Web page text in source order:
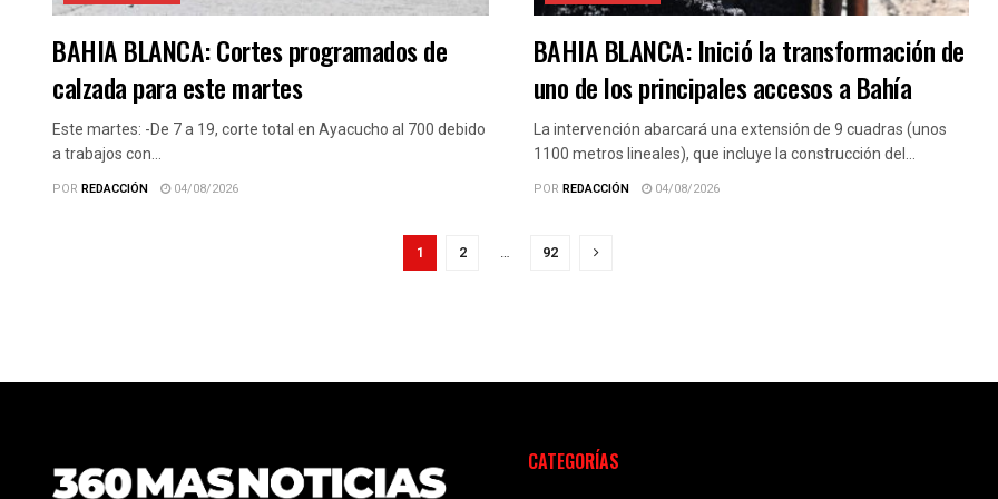
BAHIA BLANCA: Cortes programados de
calzada para este martes
Este martes: -De 7 a 19, corte total en Ayacucho al 700 debido
a trabajos con...
POR REDACCIÓN 04/08/2026
BAHIA BLANCA: Inició la transformación de
uno de los principales accesos a Bahía
La intervención abarcará una extensión de 9 cuadras (unos
1100 metros lineales), que incluye la construcción del...
POR REDACCIÓN 04/08/2026
1 2 … 92
CATEGORÍAS